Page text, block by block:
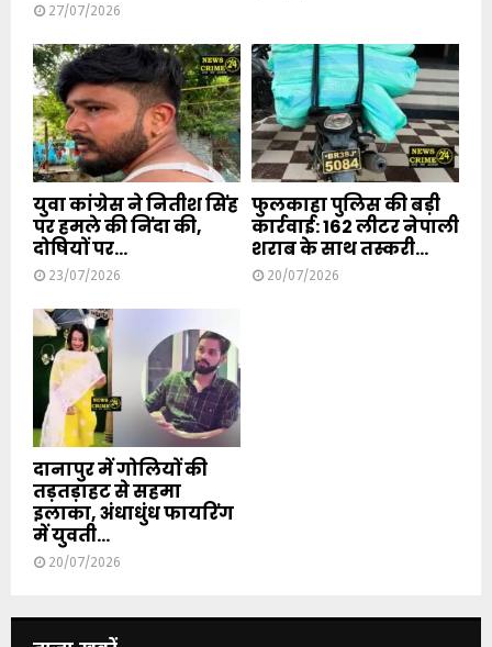
27/07/2026
युवा कांग्रेस ने नितीश सिंह
पर हमले की निंदा की,
दोषियों पर...
23/07/2026
फुलकाहा पुलिस की बड़ी
कार्रवाई: 162 लीटर नेपाली
शराब के साथ तस्करी...
20/07/2026
दानापुर में गोलियों की
तड़तड़ाहट से सहमा
इलाका, अंधाधुंध फायरिंग
में युवती...
20/07/2026